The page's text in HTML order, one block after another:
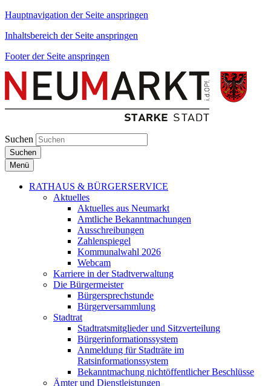
Hauptnavigation der Seite anspringen
Inhaltsbereich der Seite anspringen
Footer der Seite anspringen
Suchen
Suchen
Menü
RATHAUS & BÜRGERSERVICE
Aktuelles
Aktuelles aus Neumarkt
Amtliche Bekanntmachungen
Ausschreibungen
Zahlenspiegel
Kommunalwahl 2026
Webcam
Karriere in der Stadtverwaltung
Die Bürgermeister
Bürgersprechstunde
Bürgerversammlung
Stadtrat
Stadtratsmitglieder und Sitzverteilung
Bürgerinformationssystem
Anmeldung für Stadträte im
Ratsinformationssystem
Bekanntmachung nichtöffentlicher Beschlüsse
Ämter und Dienstleistungen